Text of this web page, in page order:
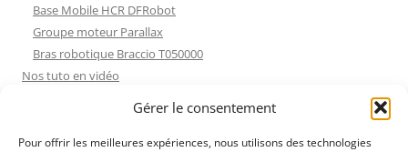
Gérer le consentement
Pour offrir les meilleures expériences, nous utilisons des technologies
Base Mobile HCR DFRobot
Groupe moteur Parallax
Bras robotique Braccio T050000
Nos tuto en vidéo
Les Moteurs Pas à Pas